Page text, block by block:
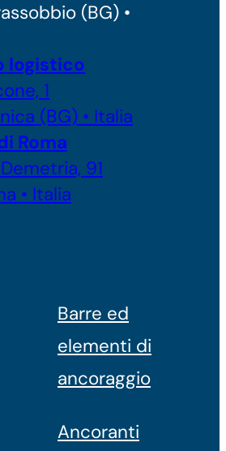
(BG) •
logistico
1
(BG) • Italia
Roma
91
• Italia
Barre ed
elementi di
ancoraggio
Ancoranti